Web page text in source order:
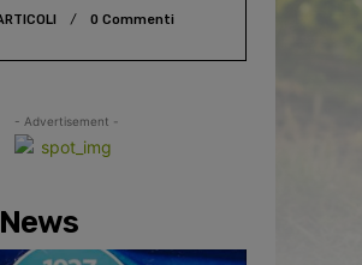
0 Commenti
- Advertisement -